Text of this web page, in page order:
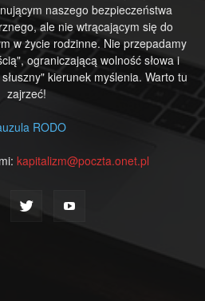
naszego bezpieczeństwa
ale nie wtrącającym się do
w życie rodzinne. Nie przepadamy
ograniczającą wolność słowa i
kierunek myślenia. Warto tu
zajrzeć!
RODO
kapitalizm@poczta.onet.pl